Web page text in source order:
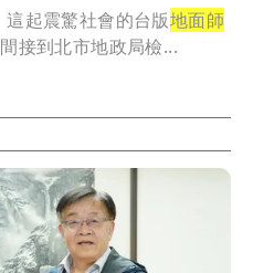
...定300萬、400萬元交保。 這起震驚社會的台版地面師
接到北市地政局檢...